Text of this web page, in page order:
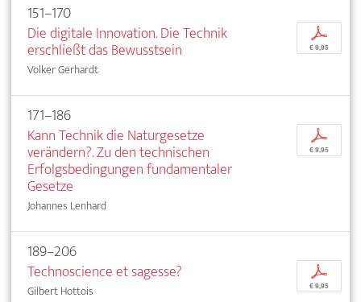
151–170
Die digitale Innovation. Die Technik
erschließt das Bewusstsein
Volker Gerhardt
p
€ 9,95
171–186
Kann Technik die Naturgesetze
verändern?. Zu den technischen
Erfolgsbedingungen fundamentaler
Gesetze
Johannes Lenhard
p
€ 9,95
189–206
Technoscience et sagesse?
Gilbert Hottois
p
€ 9,95